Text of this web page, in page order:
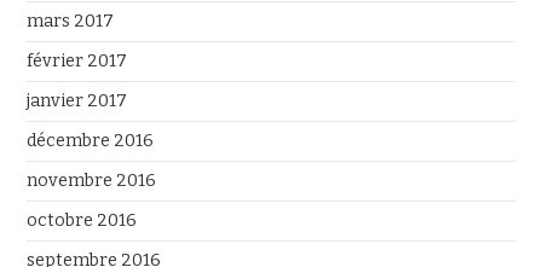
mars 2017
février 2017
janvier 2017
décembre 2016
novembre 2016
octobre 2016
septembre 2016